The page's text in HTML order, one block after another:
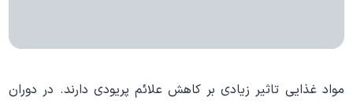
مواد غذایی تاثیر زیادی بر کاهش علائم پریودی دارند. در دوران